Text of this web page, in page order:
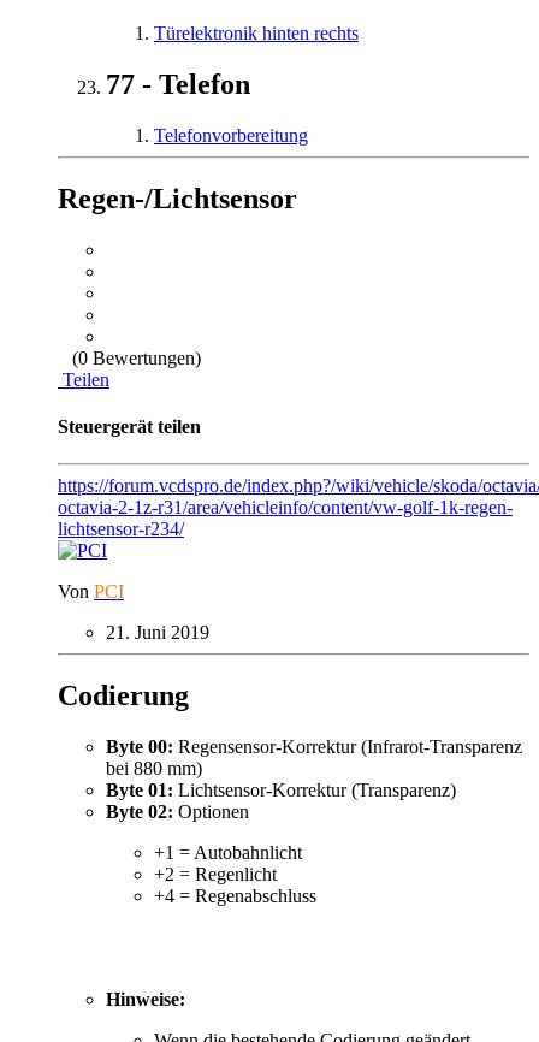
Türelektronik hinten rechts
77 - Telefon
Telefonvorbereitung
Regen-/Lichtsensor
(0 Bewertungen)
Teilen
Steuergerät teilen
https://forum.vcdspro.de/index.php?/wiki/vehicle/skoda/
octavia-2-1z-r31/area/vehicleinfo/content/vw-golf-1k-regen-
lichtsensor-r234/
Von PCI
21. Juni 2019
Codierung
Byte 00: Regensensor-Korrektur (Infrarot-Transparenz
bei 880 mm)
Byte 01: Lichtsensor-Korrektur (Transparenz)
Byte 02: Optionen
+1 = Autobahnlicht
+2 = Regenlicht
+4 = Regenabschluss
Hinweise: